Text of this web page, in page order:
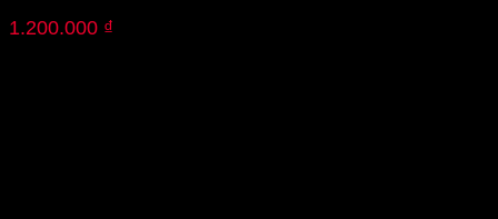
1.200.000 ₫